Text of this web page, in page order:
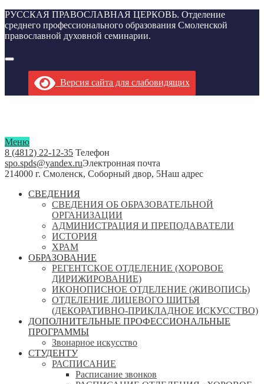
РУССКАЯ ПРАВОСЛАВНАЯ ЦЕРКОВЬ. Отделение
среднего профессионального образования Смоленской
православной духовной семинарии.
Версия сайта для слабовидящих
Меню
8 (4812) 22-12-35 Телефон
spo.spds@yandex.ruЭлектронная почта
214000 г. Смоленск, Соборный двор, 5Наш адрес
СВЕДЕНИЯ
СВЕДЕНИЯ ОБ ОБРАЗОВАТЕЛЬНОЙ
ОРГАНИЗАЦИИ
АДМИНИСТРАЦИЯ И ПРЕПОДАВАТЕЛИ
ИСТОРИЯ
ХРАМ
ОБРАЗОВАНИЕ
РЕГЕНТСКОЕ ОТДЕЛЕНИЕ (ХОРОВОЕ
ДИРИЖИРОВАНИЕ)
ИКОНОПИСНОЕ ОТДЕЛЕНИЕ (ЖИВОПИСЬ)
ОТДЕЛЕНИЕ ЛИЦЕВОГО ШИТЬЯ
(ДЕКОРАТИВНО-ПРИКЛАДНОЕ ИСКУССТВО)
ДОПОЛНИТЕЛЬНЫЕ ПРОФЕССИОНАЛЬНЫЕ
ПРОГРАММЫ
Звонарное искусство
СТУДЕНТУ
РАСПИСАНИЕ
Расписание звонков